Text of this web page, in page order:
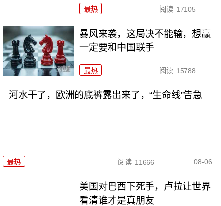
最热 阅读 17105
暴风来袭，这局决不能输，想赢
一定要和中国联手
最热 阅读 15788
河水干了，欧洲的底裤露出来了，“生命线”告急
最热 阅读 11666 08-06
美国对巴西下死手，卢拉让世界
看清谁才是真朋友